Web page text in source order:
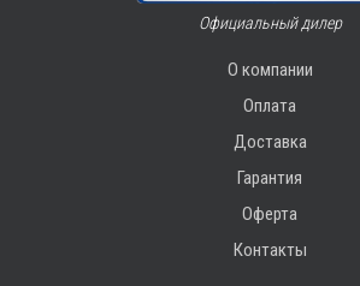
Официальный дилер
О компании
Оплата
Доставка
Гарантия
Оферта
Контакты